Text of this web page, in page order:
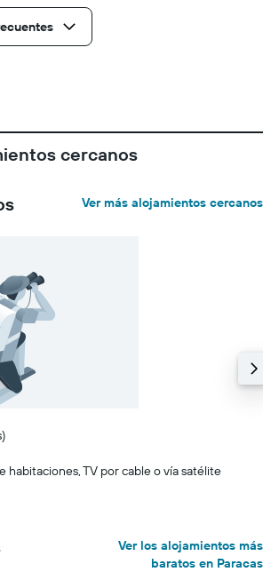
cercanos
Ver más alojamientos cercanos
habitaciones, TV por cable o vía satélite
Ver los alojamientos más
baratos en Paracas